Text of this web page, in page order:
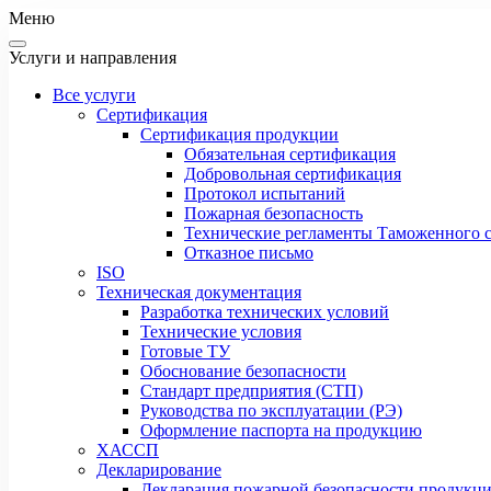
Меню
Услуги и направления
Все услуги
Сертификация
Сертификация продукции
Обязательная сертификация
Добровольная сертификация
Протокол испытаний
Пожарная безопасность
Технические регламенты Таможенного
Отказное письмо
ISO
Техническая документация
Разработка технических условий
Технические условия
Готовые ТУ
Обоснование безопасности
Стандарт предприятия (СТП)
Руководства по эксплуатации (РЭ)
Оформление паспорта на продукцию
ХАССП
Декларирование